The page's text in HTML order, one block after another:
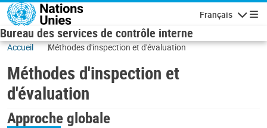
Skip to main content
Français
Bureau des services de contrôle interne
Accueil Méthodes d'inspection et d'évaluation
Méthodes d'inspection et
d'évaluation
Approche globale